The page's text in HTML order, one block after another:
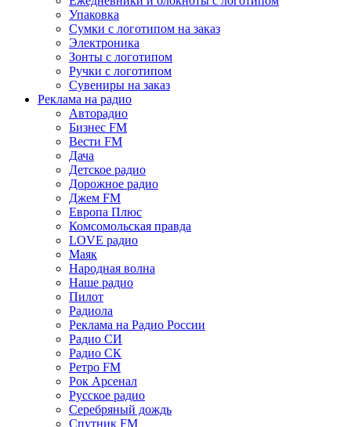
Упаковка
Сумки с логотипом на заказ
Электроника
Зонты с логотипом
Ручки с логотипом
Сувениры на заказ
Реклама на радио
Авторадио
Бизнес FM
Вести FM
Дача
Детское радио
Дорожное радио
Джем FM
Европа Плюс
Комсомольская правда
LOVE радио
Маяк
Народная волна
Наше радио
Пилот
Радиола
Реклама на Радио России
Радио СИ
Радио СК
Ретро FM
Рок Арсенал
Русское радио
Серебряный дождь
Спутник FM